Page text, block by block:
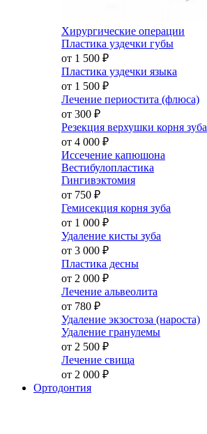
Хирургические операции
Пластика уздечки губы
от 1 500 ₽
Пластика уздечки языка
от 1 500 ₽
Лечение периостита (флюса)
от 300 ₽
Резекция верхушки корня зуба
от 4 000 ₽
Иссечение капюшона
Вестибулопластика
Гингивэктомия
от 750 ₽
Гемисекция корня зуба
от 1 000 ₽
Удаление кисты зуба
от 3 000 ₽
Пластика десны
от 2 000 ₽
Лечение альвеолита
от 780 ₽
Удаление экзостоза (нароста)
Удаление гранулемы
от 2 500 ₽
Лечение свища
от 2 000 ₽
Ортодонтия